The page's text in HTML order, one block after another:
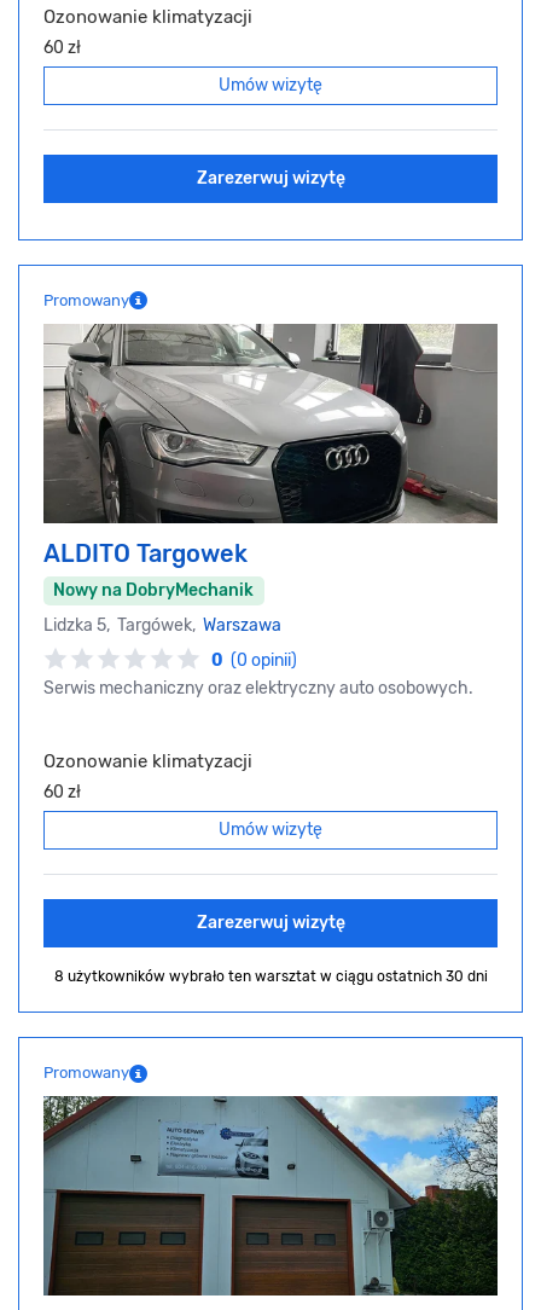
Ozonowanie klimatyzacji
60 zł
Umów wizytę
Zarezerwuj wizytę
Promowany
ALDITO Targowek
Nowy na DobryMechanik
Lidzka 5, Targówek, Warszawa
0 (0 opinii)
Serwis mechaniczny oraz elektryczny auto osobowych.
Ozonowanie klimatyzacji
60 zł
Umów wizytę
Zarezerwuj wizytę
8 użytkowników wybrało ten warsztat w ciągu ostatnich 30 dni
Promowany